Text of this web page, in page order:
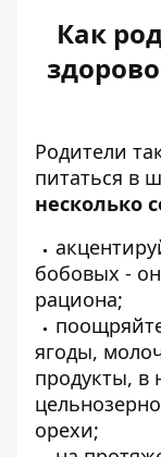
Как
Родители
питаться в
несколько
бобовых -
рациона;
ягоды,
продукты, в
орехи;